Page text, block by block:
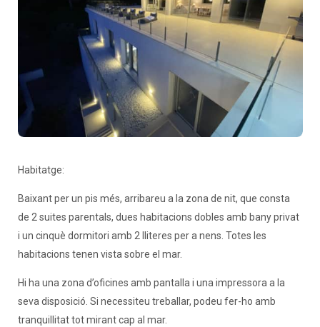
Habitatge:
Baixant per un pis més, arribareu a la zona de nit, que consta
de 2 suites parentals, dues habitacions dobles amb bany privat
i un cinquè dormitori amb 2 lliteres per a nens. Totes les
habitacions tenen vista sobre el mar.
Hi ha una zona d’oficines amb pantalla i una impressora a la
seva disposició. Si necessiteu treballar, podeu fer-ho amb
tranquillitat tot mirant cap al mar.